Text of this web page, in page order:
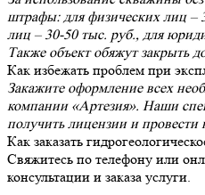
штрафы: для физических лиц –
лиц – 30-50 тыс. руб., для
Также объект обяжут закрыть
Как избежать проблем при
Закажите оформление всех
компании «Артезия». Наши
получить лицензии и провести
Как заказать
Свяжитесь по телефону или
консультации и заказа услуги.